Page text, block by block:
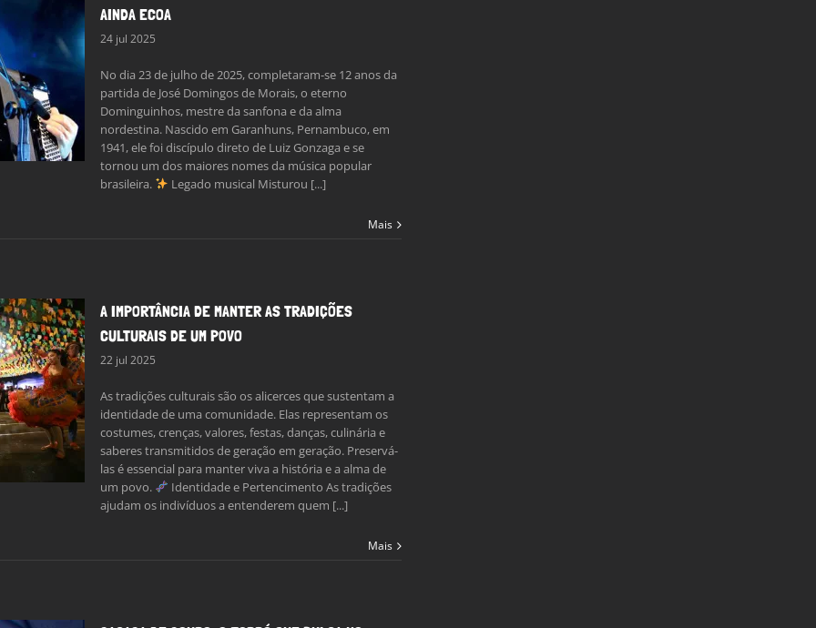
AINDA ECOA
24 jul 2025
No dia 23 de julho de 2025, completaram-se 12 anos da
partida de José Domingos de Morais, o eterno
Dominguinhos, mestre da sanfona e da alma
nordestina. Nascido em Garanhuns, Pernambuco, em
1941, ele foi discípulo direto de Luiz Gonzaga e se
tornou um dos maiores nomes da música popular
brasileira.
Legado musical Misturou [...]
Mais
A IMPORTÂNCIA DE MANTER AS TRADIÇÕES
CULTURAIS DE UM POVO
22 jul 2025
As tradições culturais são os alicerces que sustentam a
identidade de uma comunidade. Elas representam os
costumes, crenças, valores, festas, danças, culinária e
saberes transmitidos de geração em geração. Preservá-
las é essencial para manter viva a história e a alma de
um povo.
Identidade e Pertencimento As tradições
ajudam os indivíduos a entenderem quem [...]
Mais